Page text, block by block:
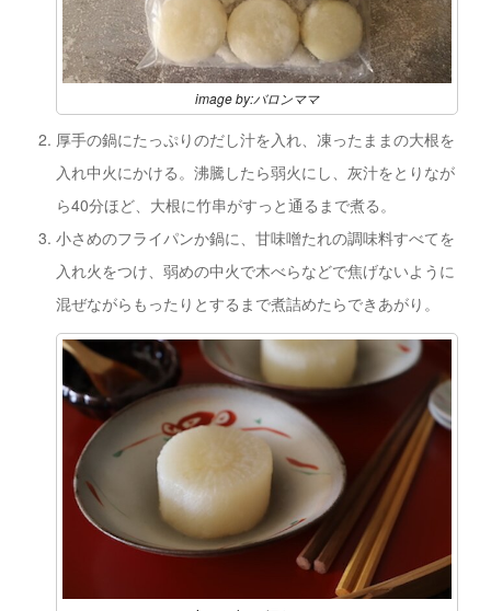
image by:バロンママ
厚手の鍋にたっぷりのだし汁を入れ、凍ったままの大根を
入れ中火にかける。沸騰したら弱火にし、灰汁をとりなが
ら40分ほど、大根に竹串がすっと通るまで煮る。
小さめのフライパンか鍋に、甘味噌たれの調味料すべてを
入れ火をつけ、弱めの中火で木べらなどで焦げないように
混ぜながらもったりとするまで煮詰めたらできあがり。